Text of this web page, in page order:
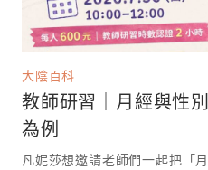
大陰百科
教師研習｜月經與性
為例
凡妮莎想邀請老師們一起把「